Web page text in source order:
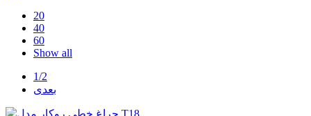
20
40
60
Show all
1/2
بعدی